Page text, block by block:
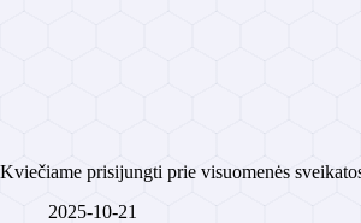
Kviečiame prisijungti prie visuomenės
2025-10-21